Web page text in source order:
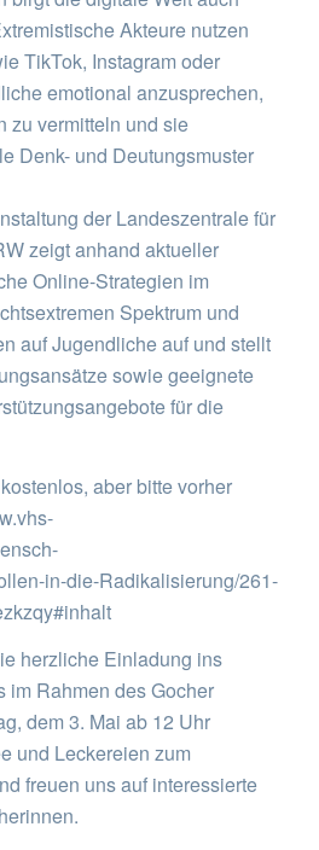
Akteure nutzen
TikTok, Instagram oder
emotional anzusprechen,
zu vermitteln und sie
Denk- und Deutungsmuster
der Landeszentrale für
zeigt anhand aktueller
Online-Strategien im
Spektrum und
auf Jugendliche auf und stellt
sowie geeignete
für die
aber bitte vorher
in-die-Radikalisierung/261-
herzliche Einladung ins
im Rahmen des Gocher
dem 3. Mai ab 12 Uhr
und Leckereien zum
freuen uns auf interessierte